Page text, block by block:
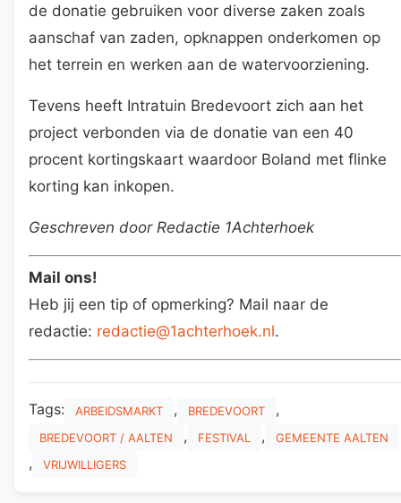
de donatie gebruiken voor diverse zaken zoals
aanschaf van zaden, opknappen onderkomen op
het terrein en werken aan de watervoorziening.
Tevens heeft Intratuin Bredevoort zich aan het
project verbonden via de donatie van een 40
procent kortingskaart waardoor Boland met flinke
korting kan inkopen.
Geschreven door Redactie 1Achterhoek
Mail ons!
Heb jij een tip of opmerking? Mail naar de
redactie: redactie@1achterhoek.nl.
Tags: ARBEIDSMARKT , BREDEVOORT ,
BREDEVOORT / AALTEN , FESTIVAL , GEMEENTE AALTEN
, VRIJWILLIGERS